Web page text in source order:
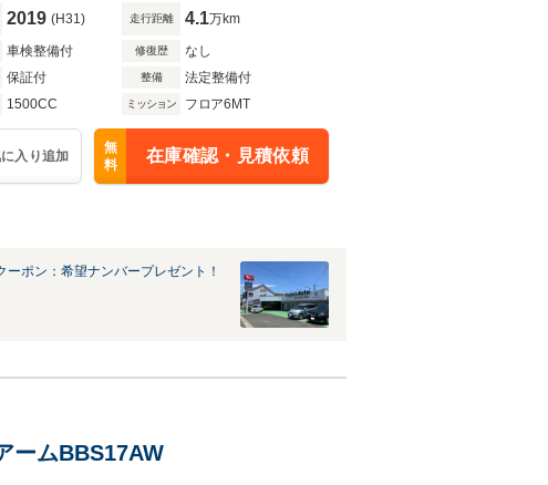
2019 (H31) 走行距離 4.1万km
車検整備付 修復歴 なし
保証付 整備 法定整備付
1500CC ミッション フロア6MT
入り追加
無
料
在庫確認・見積依頼
ーポン：希望ナンバープレゼント！
ームBBS17AW